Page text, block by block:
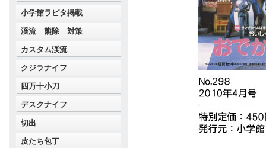
小学館ラピタ掲載
渓流 熊除 対策
カスタム渓流
クジラナイフ
四万十小刀
デスクナイフ
切出
皮たち包丁